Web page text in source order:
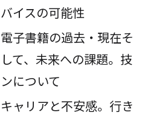
バイスの可能性
電子書籍の過去・現在そ
して、未来への課題。技
について
キャリアと不安感。行き